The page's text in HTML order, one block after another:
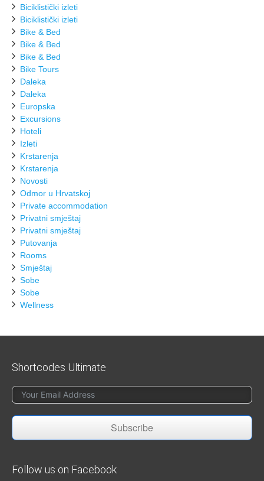
Biciklistički izleti
Biciklistički izleti
Bike & Bed
Bike & Bed
Bike & Bed
Bike Tours
Daleka
Daleka
Europska
Excursions
Hoteli
Izleti
Krstarenja
Krstarenja
Novosti
Odmor u Hrvatskoj
Private accommodation
Privatni smještaj
Privatni smještaj
Putovanja
Rooms
Smještaj
Sobe
Sobe
Wellness
Shortcodes Ultimate
Subscribe
Follow us on Facebook